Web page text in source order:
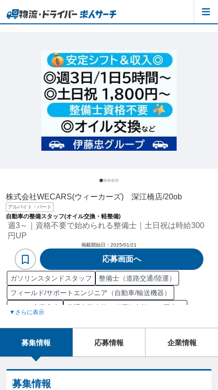
株式会社WECARS(ウィーカーズ) 深江橋店/20ob
アルバイト・パート
自動車の整備スタッフ(オイル交換・軽整備)
週3～｜資格不要で始められる整備士｜土日祝は時給300
円UP
掲載開始日： 2025/01/21
応募画面へ
ガソリンスタンドスタッフ
整備士（道路交通/陸運）
フィールド/サポートエンジニア（自動車/輸送機器）
データ/文字入力
普通自動車第一種運転免許（AT限定）
ガソリン販売
▼さらに表示
募集情報 応募情報 企業情報
募集情報